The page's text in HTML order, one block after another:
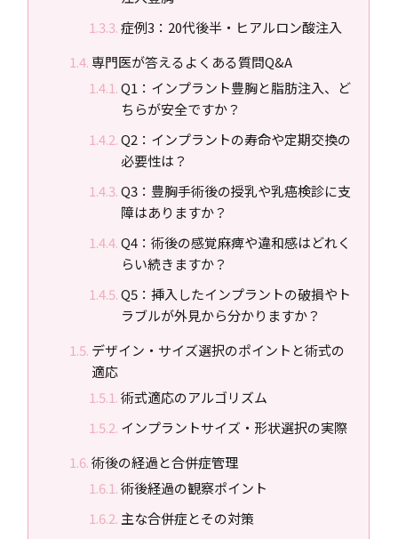
症例3：20代後半・ヒアルロン酸注入
専門医が答えるよくある質問Q&A
Q1：インプラント豊胸と脂肪注入、ど
ちらが安全ですか？
Q2：インプラントの寿命や定期交換の
必要性は？
Q3：豊胸手術後の授乳や乳癌検診に支
障はありますか？
Q4：術後の感覚麻痺や違和感はどれく
らい続きますか？
Q5：挿入したインプラントの破損やト
ラブルが外見から分かりますか？
デザイン・サイズ選択のポイントと術式の
適応
術式適応のアルゴリズム
インプラントサイズ・形状選択の実際
術後の経過と合併症管理
術後経過の観察ポイント
主な合併症とその対策